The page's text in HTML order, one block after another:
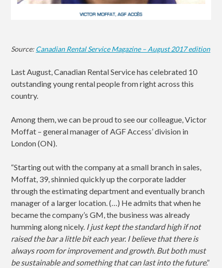
Source: Canadian Rental Service Magazine – August 2017 edition
Last August, Canadian Rental Service has celebrated 10
outstanding young rental people from right across this
country.
Among them, we can be proud to see our colleague, Victor
Moffat – general manager of AGF Access’ division in
London (ON).
“Starting out with the company at a small branch in sales,
Moffat, 39, shinnied quickly up the corporate ladder
through the estimating department and eventually branch
manager of a larger location. (…) He admits that when he
became the company’s GM, the business was already
humming along nicely. I just kept the standard high if not
raised the bar a little bit each year. I believe that there is
always room for improvement and growth. But both must
be sustainable and something that can last into the future.”